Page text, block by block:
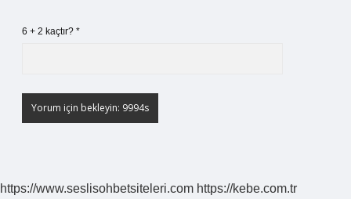
6 + 2 kaçtır? *
https://www.seslisohbetsiteleri.com https://kebe.com.tr